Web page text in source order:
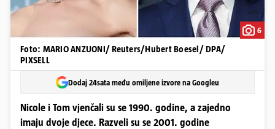
6
Foto: MARIO ANZUONI/ Reuters/Hubert Boesel/ DPA/
PIXSELL
Dodaj 24sata među omiljene izvore na Googleu
Nicole i Tom vjenčali su se 1990. godine, a zajedno
imaju dvoje djece. Razveli su se 2001. godine